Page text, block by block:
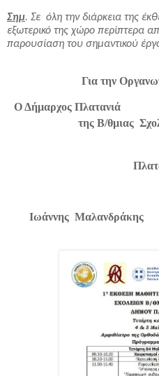
Σημ. Σε όλη την διάρκεια της
εξωτερικό της χώρο περίπτερα
παρουσίαση του σημαντικού
Για την
Ο Δήμαρχος
της Β/θμιας
Ιωάννης Μαλανδράκης
Ιωάννης